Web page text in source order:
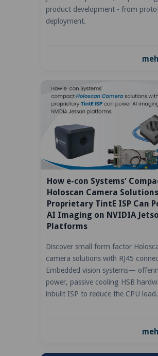
product development - from
deployment.
How e-con Systems'
Holoscan Camera
Proprietary TintE ISP Can
AI Imaging on NVIDIA
Platforms
Discover small form factor
camera solutions with RJ45
Embedded vision systems—
power, passive cooling HSB
inbuilt ISP to reduce the CPU load.